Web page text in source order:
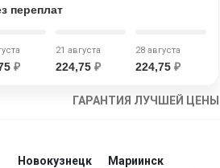
переплат
₽
21 августа
224,75 ₽
28 августа
224,75₽
ГАРАНТИЯ ЛУЧШЕЙ ЦЕНЫ
Новокузнецк
Мариинск